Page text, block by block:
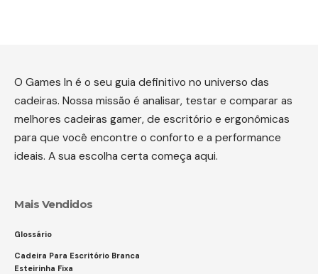
O Games In é o seu guia definitivo no universo das
cadeiras. Nossa missão é analisar, testar e comparar as
melhores cadeiras gamer, de escritório e ergonômicas
para que você encontre o conforto e a performance
ideais. A sua escolha certa começa aqui.
Mais Vendidos
Glossário
Cadeira Para Escritório Branca
Esteirinha Fixa